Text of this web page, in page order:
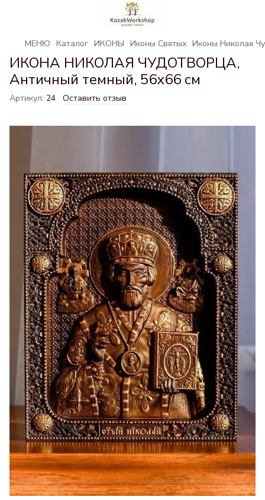
МЕНЮ Каталог ИКОНЫ Иконы Святых Иконы Николая
ИКОНА НИКОЛАЯ ЧУДОТВОРЦА,
Античный темный, 56х66 см
Артикул: 24 Оставить отзыв